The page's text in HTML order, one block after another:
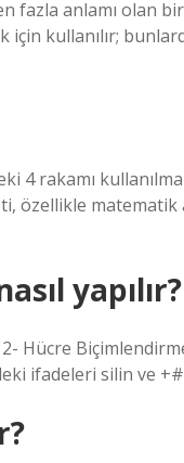
fazla anlamı olan
kullanılır;
rakamı
özellikle
yapılır?
Hücre
ifadeleri silin ve